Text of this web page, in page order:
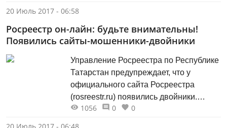
фильмы участвовали в таких
фестивалях, как Asia International
Angeles Cine Fest, Международный
фестиваль короткометражного...
20 Июль 2017 - 06:58
Росреестр он-лайн: будьте внимательны!
Появились сайты-мошенники-двойники
Управление Росреестра по Республике
Татарстан предупреждает, что у
официального сайта Росреестра
(rosreestr.ru) появились двойники.
Мошенники используют символику
1056 0
0
20 Июль 2017 - 06:48